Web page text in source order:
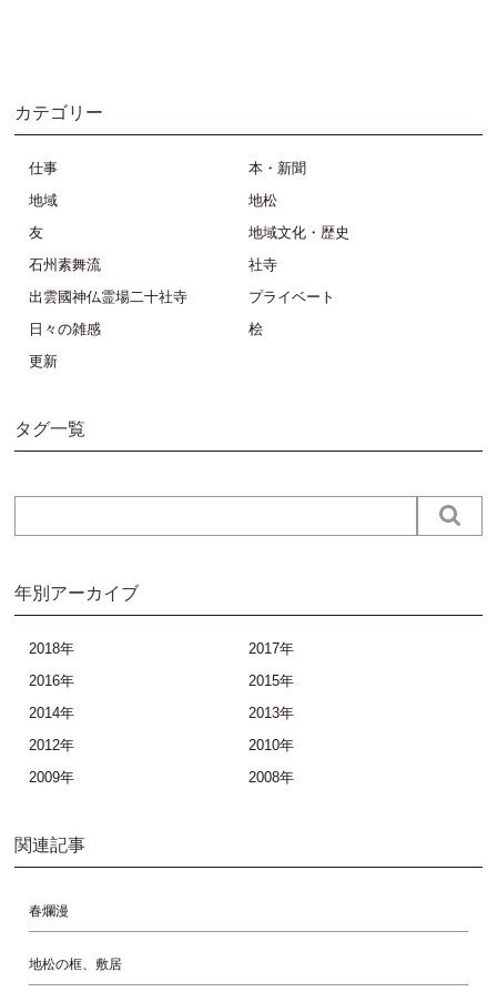
カテゴリー
仕事
本・新聞
地域
地松
友
地域文化・歴史
石州素舞流
社寺
出雲國神仏霊場二十社寺
プライベート
日々の雑感
桧
更新
タグ一覧
年別アーカイブ
2018年
2017年
2016年
2015年
2014年
2013年
2012年
2010年
2009年
2008年
関連記事
春爛漫
地松の框、敷居